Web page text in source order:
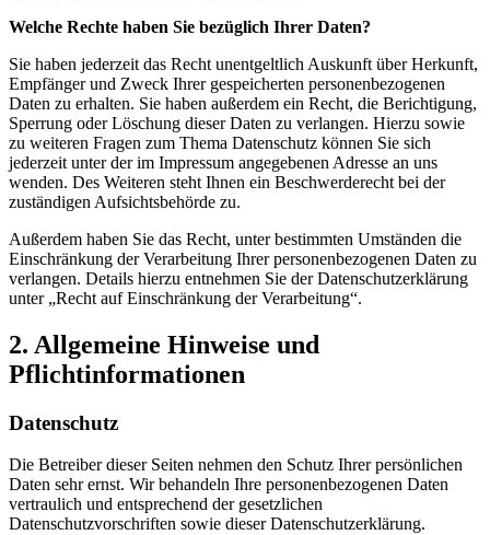
Welche Rechte haben Sie bezüglich Ihrer Daten?
Sie haben jederzeit das Recht unentgeltlich Auskunft über Herkunft,
Empfänger und Zweck Ihrer gespeicherten personenbezogenen
Daten zu erhalten. Sie haben außerdem ein Recht, die Berichtigung,
Sperrung oder Löschung dieser Daten zu verlangen. Hierzu sowie
zu weiteren Fragen zum Thema Datenschutz können Sie sich
jederzeit unter der im Impressum angegebenen Adresse an uns
wenden. Des Weiteren steht Ihnen ein Beschwerderecht bei der
zuständigen Aufsichtsbehörde zu.
Außerdem haben Sie das Recht, unter bestimmten Umständen die
Einschränkung der Verarbeitung Ihrer personenbezogenen Daten zu
verlangen. Details hierzu entnehmen Sie der Datenschutzerklärung
unter „Recht auf Einschränkung der Verarbeitung“.
2. Allgemeine Hinweise und
Pflichtinformationen
Datenschutz
Die Betreiber dieser Seiten nehmen den Schutz Ihrer persönlichen
Daten sehr ernst. Wir behandeln Ihre personenbezogenen Daten
vertraulich und entsprechend der gesetzlichen
Datenschutzvorschriften sowie dieser Datenschutzerklärung.